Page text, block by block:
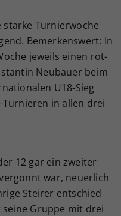
starke Turnierwoche
Bemerkenswert: In
jeweils einen rot-
Neubauer beim
U18-Sieg
in allen drei
12 gar ein zweiter
war, neuerlich
Steirer entschied
Gruppe mit drei